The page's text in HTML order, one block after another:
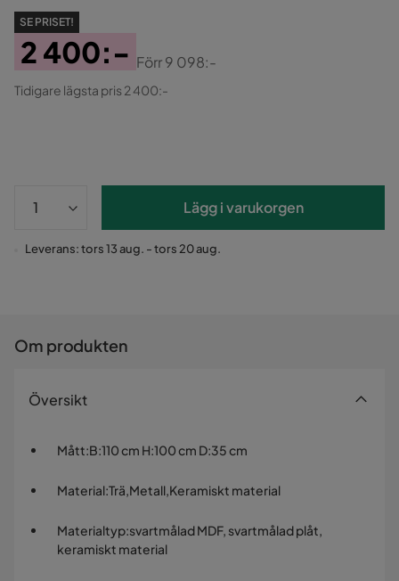
SE PRISET!
Pris
2 400:-
Original
Förr9 098:-
Tidigare lägsta pris 2 400:-
Lägg i varukorgen
Leverans: tors 13 aug. - tors 20 aug.
Om produkten
Översikt
Mått:B:110 cm H:100 cm D:35 cm
Material:Trä,Metall,Keramiskt material
Materialtyp:svartmålad MDF, svartmålad plåt,
keramiskt material